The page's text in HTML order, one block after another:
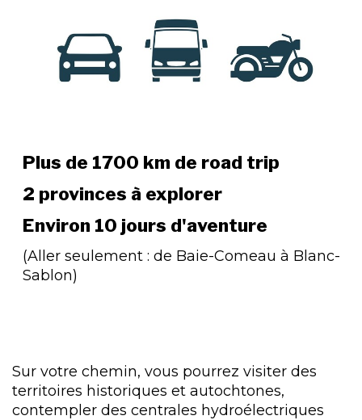
Plus de 1700 km de road trip
2 provinces à explorer
Environ 10 jours d'aventure
(Aller seulement : de Baie-Comeau à Blanc-
Sablon)
Sur votre chemin, vous pourrez visiter des
territoires historiques et autochtones,
contempler des centrales hydroélectriques